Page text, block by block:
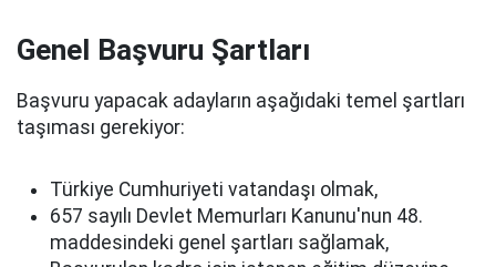
Genel Başvuru Şartları
Başvuru yapacak adayların aşağıdaki temel şartları
taşıması gerekiyor:
Türkiye Cumhuriyeti vatandaşı olmak,
657 sayılı Devlet Memurları Kanunu'nun 48.
maddesindeki genel şartları sağlamak,